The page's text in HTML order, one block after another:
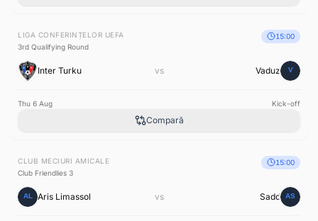
LIGA CONFERINȚELOR UEFA
3rd Qualifying Round
15:00
Inter Turku vs Vaduz
Thu 6 Aug Kick-off
Compară
CLUB MECIURI AMICALE
Club Friendlies 3
15:00
Aris Limassol vs Sadd